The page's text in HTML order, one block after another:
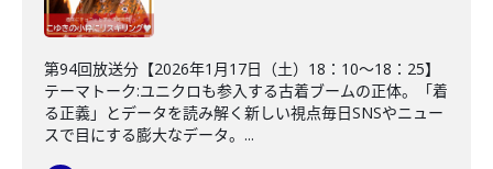
第94回放送分【2026年1月17日（土）18：10～18：25】
テーマトーク:ユニクロも参入する古着ブームの正体。「着
る正義」とデータを読み解く新しい視点毎日SNSやニュー
スで目にする膨大なデータ。...